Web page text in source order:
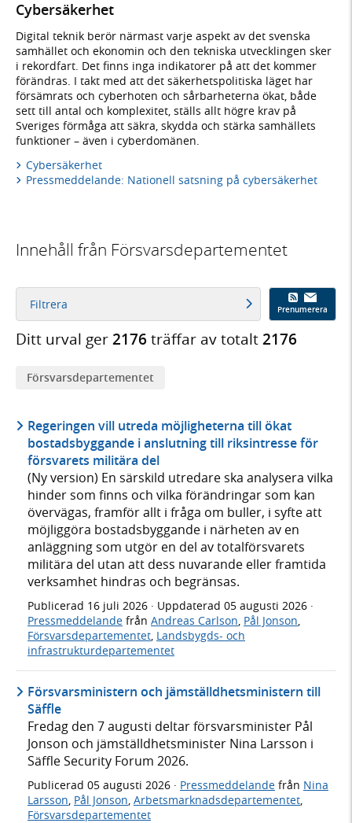
Cybersäkerhet
Digital teknik berör närmast varje aspekt av det svenska
samhället och ekonomin och den tekniska utvecklingen sker
i rekordfart. Det finns inga indikatorer på att det kommer
förändras. I takt med att det säkerhetspolitiska läget har
försämrats och cyberhoten och sårbarheterna ökat, både
sett till antal och komplexitet, ställs allt högre krav på
Sveriges förmåga att säkra, skydda och stärka samhällets
funktioner – även i cyberdomänen.
Cybersäkerhet
Pressmeddelande: Nationell satsning på cybersäkerhet
Innehåll från Försvarsdepartementet
Filtrera Prenumerera
Ditt urval ger2176 träffar av totalt2176
Försvars­­departementet
Regeringen vill utreda möjligheterna till ökat
bostadsbyggande i anslutning till riksintresse för
försvarets militära del
(Ny version) En särskild utredare ska analysera vilka
hinder som finns och vilka förändringar som kan
övervägas, framför allt i fråga om buller, i syfte att
möjliggöra bostadsbyggande i närheten av en
anläggning som utgör en del av totalförsvarets
militära del utan att dess nuvarande eller framtida
verksamhet hindras och begränsas.
Publicerad 16 juli 2026 · Uppdaterad 05 augusti 2026 ·
Pressmeddelande från Andreas Carlson, Pål Jonson,
Försvarsdepartementet, Landsbygds- och
infrastrukturdepartementet
Försvarsministern och jämställdhetsministern till
Säffle
Fredag den 7 augusti deltar försvarsminister Pål
Jonson och jämställdhetsminister Nina Larsson i
Säffle Security Forum 2026.
Publicerad 05 augusti 2026 · Pressmeddelande från Nina
Larsson, Pål Jonson, Arbetsmarknadsdepartementet,
Försvarsdepartementet